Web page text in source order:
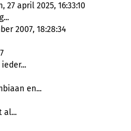
april 2025, 16:33:10
2007, 18:28:34
en...
al...